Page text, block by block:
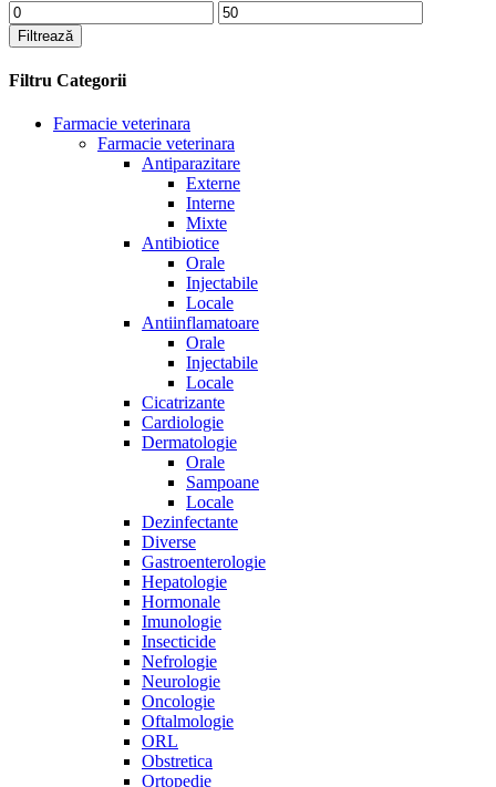
Preț
minim
Preț
maxim
Filtrează
Filtru Categorii
Farmacie veterinara
Farmacie veterinara
Antiparazitare
Externe
Interne
Mixte
Antibiotice
Orale
Injectabile
Locale
Antiinflamatoare
Orale
Injectabile
Locale
Cicatrizante
Cardiologie
Dermatologie
Orale
Sampoane
Locale
Dezinfectante
Diverse
Gastroenterologie
Hepatologie
Hormonale
Imunologie
Insecticide
Nefrologie
Neurologie
Oncologie
Oftalmologie
ORL
Obstretica
Ortopedie